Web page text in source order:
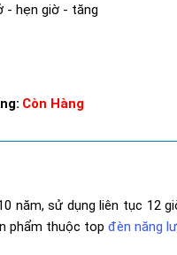
- hẹn giờ - tăng
Còn Hàng
năm, sử dụng liên tục 12
phẩm thuộc top đèn năng